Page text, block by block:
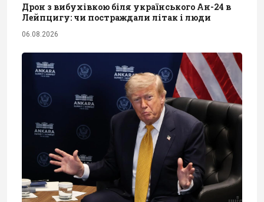
Дрон з вибухівкою біля українського Ан-24 в
Лейпцигу: чи постраждали літак і люди
06.08.2026